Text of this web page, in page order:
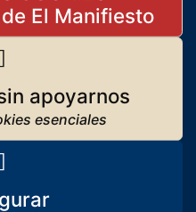
apoyarnos
usted hacía pan